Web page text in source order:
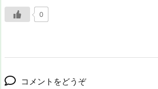
0
コメントをどうぞ